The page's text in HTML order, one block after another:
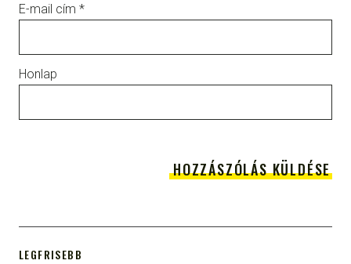
E-mail cím *
Honlap
LEGFRISEBB